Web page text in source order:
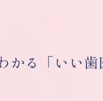
かる「いい